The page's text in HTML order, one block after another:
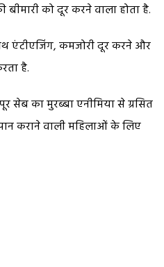
को दूर करने वाला होता है.
एंटीएजिंग, कमजोरी दूर करने और
है.
का मुरब्बा एनीमिया से ग्रसित
कराने वाली महिलाओं के लिए